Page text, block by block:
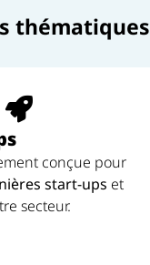
thématiques
conçue pour
start-ups et
secteur.